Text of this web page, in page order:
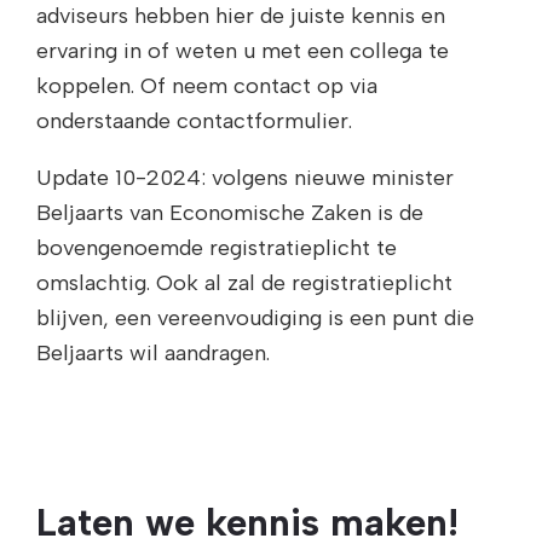
adviseurs hebben hier de juiste kennis en
ervaring in of weten u met een collega te
koppelen. Of neem contact op via
onderstaande contactformulier.
Update 10-2024: volgens nieuwe minister
Beljaarts van Economische Zaken is de
bovengenoemde registratieplicht te
omslachtig. Ook al zal de registratieplicht
blijven, een vereenvoudiging is een punt die
Beljaarts wil aandragen.
Laten we kennis maken!